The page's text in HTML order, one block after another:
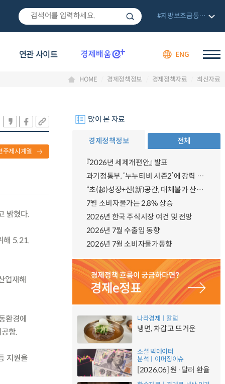
연관 사이트 ENG
#지방보조금통합관리망
HOME 경제정책정보 경제정책자료 최신자료
주제시계열
밝혔다.
해 5.21.
업재해
환경에
함.
지원을
많이 본 자료
경제정책정보 전체
『2026년 세제개편안』 발표
과기정통부, ‘누누티비 시즌2’에 강력 대응 의지 밝혀
“초(超)성장+신(新)공간, 대체불가 산업강국”
7월 소비자물가는 2.8% 상승
2026년 한국 주식시장 여건 및 전망
2026년 7월 수출입 동향
2026년 7월 소비자물가동향
나라경제ㅣ칼럼
냉면, 차갑고 뜨거운
소셜 빅데이터
분석ㅣ이머징이슈
[2026.06] 원·달러 환율